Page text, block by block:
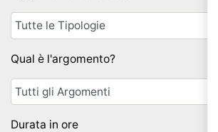
Qual è l'argomento?
Durata in ore